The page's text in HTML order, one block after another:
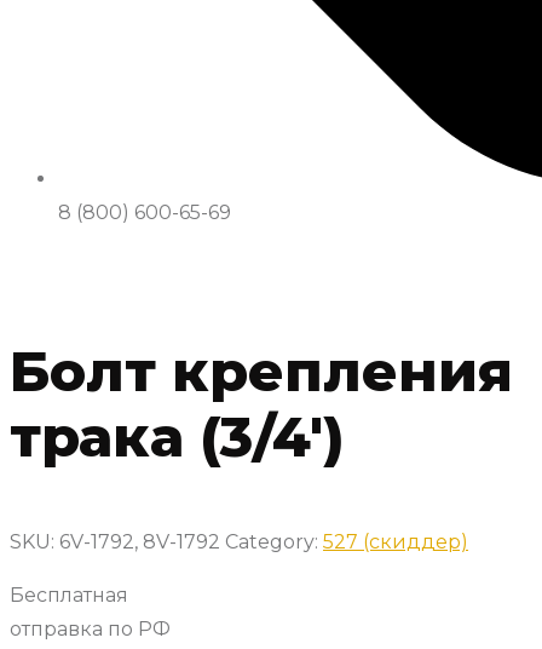
8 (800) 600-65-69
Болт крепления
трака (3/4′)
SKU: 6V-1792, 8V-1792 Category: 527 (скиддер)
Бесплатная
отправка по РФ